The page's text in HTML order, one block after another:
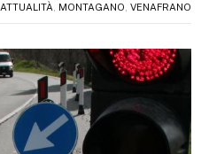
ATTUALITÀ
MONTAGANO VENAFRANO